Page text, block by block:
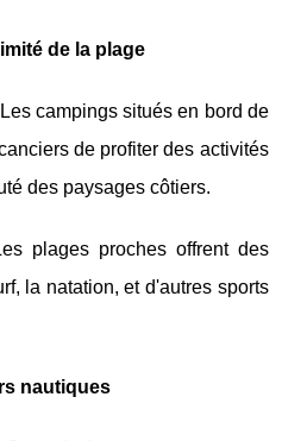
de la plage
campings situés en bord de
de profiter des activités
des paysages côtiers.
plages proches offrent des
la natation, et d'autres sports
nautiques